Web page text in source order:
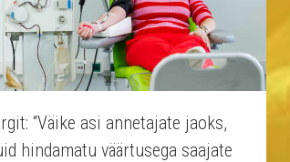
“Väike asi annetajate jaoks,
hindamatu väärtusega saajate